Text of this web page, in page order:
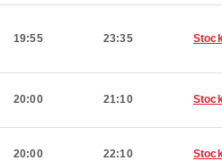
19:55 23:35
20:00 21:10
20:00 22:10